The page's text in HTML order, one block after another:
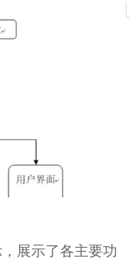
展示了各主要功